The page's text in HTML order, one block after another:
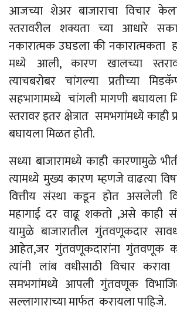
आजच्या शेअर बाजाराचा विचार
स्तरावरील शक्यता च्या आधारे
नकारात्मक उघडला की
मध्ये आली, कारण खालच्या
त्याचबरोबर चांगल्या प्रतीच्या
सहभागामध्ये चांगली मागणी बघायला
स्तरावर इतर क्षेत्रात समभगांमध्ये काही
बघायला मिळत होती.
सध्या बाजारामध्ये काही कारणामुळे
त्यामध्ये मुख्य कारण म्हणजे वाढत्या
वित्तीय संस्था कडून होत असलेली
महागाई दर वाढू शकतो ,असे
यामुळे बाजारातील गुंतवणूकदार
आहेत,जर गुंतवणूकदारांना गुंतवणूक
त्यांनी लांब वधीसाठी विचार करावा
समभगांमध्ये आपली गुंतवणूक
सल्लागाराच्या मार्फत करायला पाहिजे.